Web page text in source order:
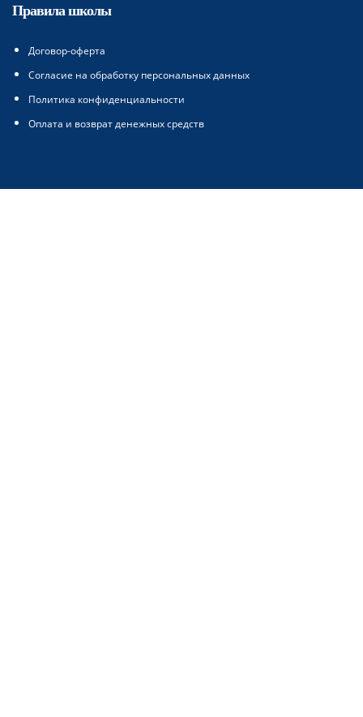
Правила школы
Договор-оферта
Согласие на обработку персональных данных
Политика конфиденциальности
Оплата и возврат денежных средств